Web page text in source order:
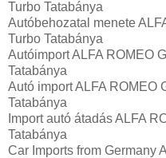
Turbo Tatabánya
Autóbehozatal menete
Turbo Tatabánya
Autóimport ALFA ROMEO
Tatabánya
Autó import ALFA ROMEO
Tatabánya
Import autó átadás ALFA
Tatabánya
Car Imports from Germany